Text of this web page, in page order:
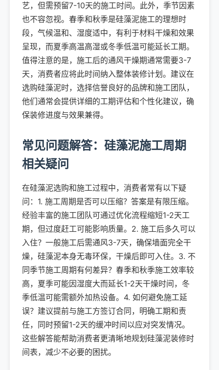
艺，但需预留7-10天的施工时间。此外，季节因素
也不容忽视。春季和秋季是硅藻泥施工的理想时
段，气候温和、湿度适中，有利于材料干燥和效果
呈现，而夏季高温高湿或冬季低温可能延长工期。
值得注意的是，施工后的通风干燥期通常需要3-7
天，消费者应将此时间纳入整体装修计划。建议在
选购硅藻泥时，选择信誉良好的品牌和施工团队，
他们通常会提供详细的工期评估和个性化建议，确
保装修进度与效果兼得。
常见问题解答：硅藻泥施工周期
相关疑问
在硅藻泥选购和施工过程中，消费者常有以下疑
问：1. 施工周期是否可以压缩？答案是有限压缩。
经验丰富的施工团队可通过优化流程缩短1-2天工
期，但过度赶工可能影响质量。2. 施工后多久可以
入住？一般施工后需通风3-7天，确保墙面完全干
燥，硅藻泥本身无毒环保，干燥后即可入住。3. 不
同季节施工周期有何差异？春季和秋季施工效率较
高，夏季可能因湿度大而延长1-2天干燥时间，冬
季低温可能需额外加热设备。4. 如何避免施工延
误？建议提前与施工方签订合同，明确工期和责
任，同时预留1-2天的缓冲时间以应对突发情况。
这些解答能帮助消费者更清晰地规划硅藻泥装修时
间表，减少不必要的困扰。